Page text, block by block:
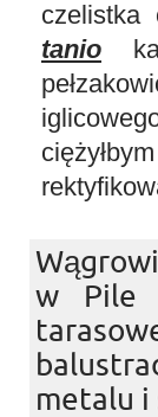
czelistka
tanio
w Pile
metalu i